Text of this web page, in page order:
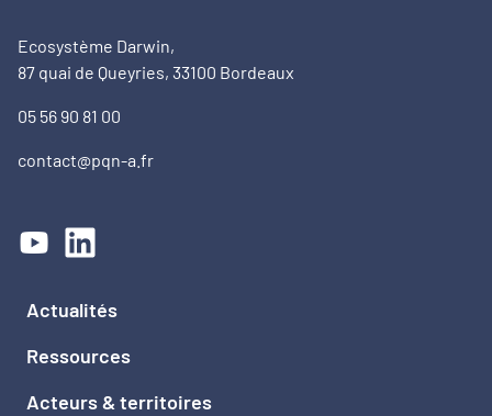
Ecosystème Darwin,
87 quai de Queyries, 33100 Bordeaux
05 56 90 81 00
contact@pqn-a.fr
Actualités
Ressources
Acteurs & territoires